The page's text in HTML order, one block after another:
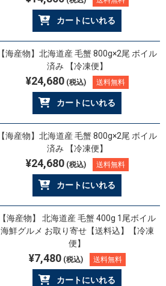
カートにいれる
【海産物】北海道産 毛蟹 800g×2尾 ボイル
済み 【冷凍便】
¥24,680(税込) 送料無料
カートにいれる
【海産物】北海道産 毛蟹 800g×2尾 ボイル
済み 【冷凍便】
¥24,680(税込) 送料無料
カートにいれる
【海産物】 北海道産 毛蟹 400g 1尾ボイル
海鮮グルメ お取り寄せ【送料込】【冷凍
便】
¥7,480(税込) 送料無料
カートにいれる